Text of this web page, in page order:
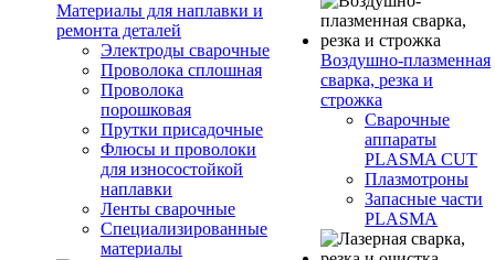
Материалы для наплавки и
ремонта деталей
Электроды сварочные
Проволока сплошная
Проволока
порошковая
Прутки присадочные
Флюсы и проволоки
для износостойкой
наплавки
Ленты сварочные
Специализированные
материалы
Воздушно-плазменная
сварка, резка и
строжка
Сварочные
аппараты
PLASMA CUT
Плазмотроны
Запасные части
PLASMA